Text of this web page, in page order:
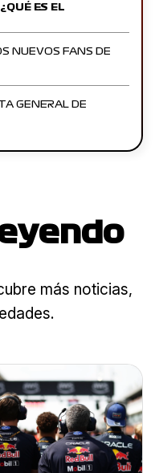
ES EL
NUEVOS FANS DE
GENERAL DE
más noticias,